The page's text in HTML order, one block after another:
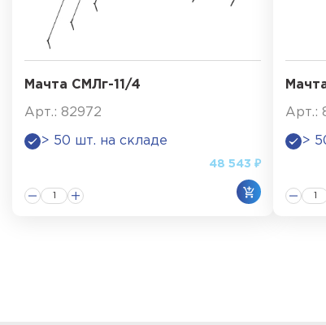
Мачта СМЛг-11/4
Арт.: 82972
> 50 шт. на складе
48 543 ₽
Арт.:
>